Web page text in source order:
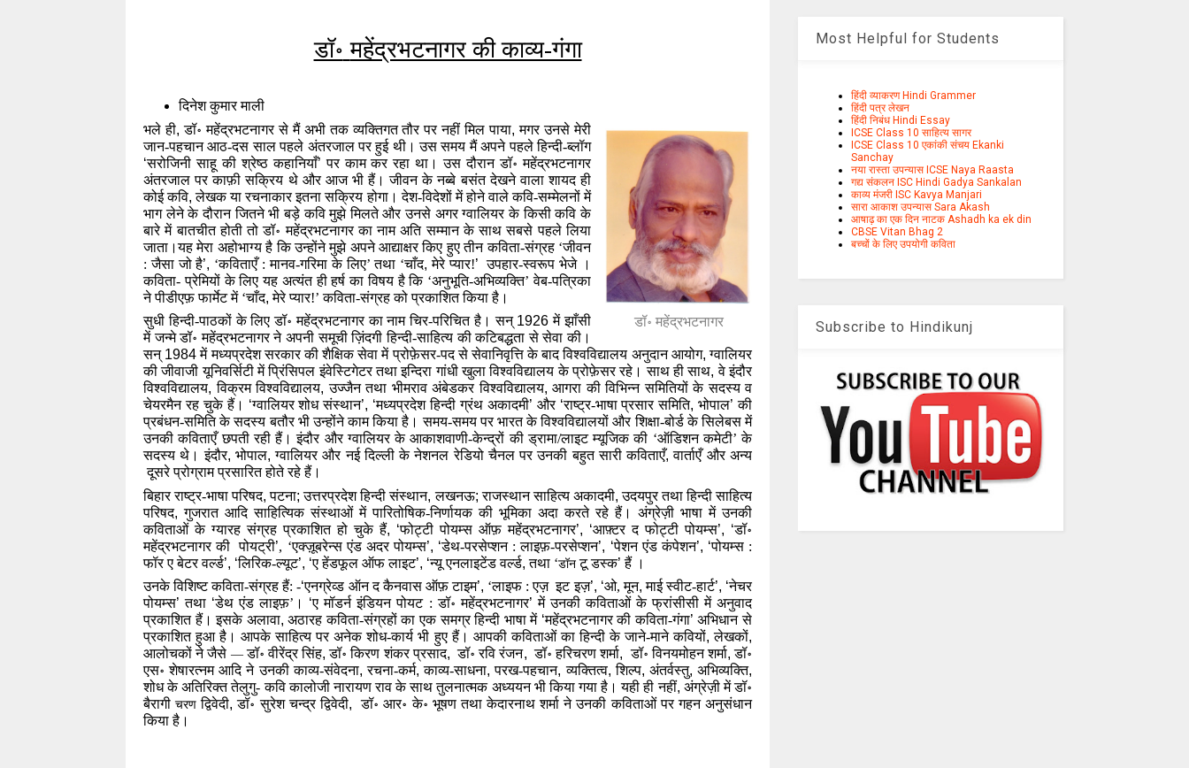
डॉ॰ महेंद्रभटनागर की काव्य-गंगा
दिनेश कुमार माली
डॉ॰ महेंद्रभटनागर
भले ही, डॉ॰ महेंद्रभटनागर से मैं अभी तक व्यक्तिगत तौर पर नहीं मिल पाया, मगर उनसे मेरी
जान-पहचान आठ-दस साल पहले अंतरजाल पर हुई थी।
उस समय मैं अपने पहले हिन्दी-ब्लॉग
‘सरोजिनी साहू की श्रेष्ठ कहानियाँ’ पर काम कर रहा था। उस दौरान डॉ॰ महेंद्रभटनागर
अंतरजाल पर काफ़ी सक्रिय थे और आज भी हैं। जीवन के नब्बे बसंत देखने वाला शायद ही
कोई कवि, लेखक या रचनाकार इतना सक्रिय होगा। देश-विदेशों में होने वाले कवि-सम्मेलनों में
भाग लेने के दौरान जितने भी बड़े कवि मुझे मिलते और उनसे अगर ग्वालियर के किसी कवि के
बारे में बातचीत होती तो डॉ॰ महेंद्रभटनागर का नाम अति सम्मान के साथ सबसे पहले लिया
जाता।यह मेरा अहोभाग्य है कि उन्होंने मुझे अपने आद्याक्षर किए हुए तीन कविता-संग्रह ‘जीवन
: जैसा जो है’, ‘कविताएँ : मानव-गरिमा के लिए’ तथा ‘चाँद, मेरे प्यार!’ उपहार-स्वरूप भेजे ।
कविता- प्रेमियों के लिए यह अत्यंत ही हर्ष का विषय है कि ‘अनुभूति-अभिव्यक्ति’ वेब-पत्रिका
ने पीडीएफ़ फार्मेट में ‘चाँद, मेरे प्यार!’ कविता-संग्रह को प्रकाशित किया है।
सुधी हिन्दी-पाठकों के लिए डॉ॰ महेंद्रभटनागर का नाम चिर-परिचित है। सन् 1926 में झाँसी
में जन्मे डॉ॰ महेंद्रभटनागर ने अपनी समूची ज़िंदगी हिन्दी-साहित्य की कटिबद्धता से सेवा की।
सन् 1984 में मध्यप्रदेश सरकार की शैक्षिक सेवा में प्रोफ़ेसर-पद से सेवानिवृत्ति के बाद विश्वविद्यालय अनुदान आयोग, ग्वालियर
की जीवाजी यूनिवर्सिटी में प्रिंसिपल इंवेस्टिगेटर तथा इन्दिरा गांधी खुला विश्वविद्यालय के प्रोफ़ेसर रहे। साथ ही साथ, वे इंदौर
विश्वविद्यालय, विक्रम विश्वविद्यालय, उज्जैन तथा भीमराव अंबेडकर विश्वविद्यालय, आगरा की विभिन्न समितियों के सदस्य व
चेयरमैन रह चुके हैं। ‘ग्वालियर शोध संस्थान’, ‘मध्यप्रदेश हिन्दी ग्रंथ अकादमी’ और ‘राष्ट्र-भाषा प्रसार समिति, भोपाल’ की
प्रबंधन-समिति के सदस्य बतौर भी उन्होंने काम किया है। समय-समय पर भारत के विश्वविद्यालयों और शिक्षा-बोर्ड के सिलेबस में
उनकी कविताएँ छपती रही हैं। इंदौर और ग्वालियर के आकाशवाणी-केन्द्रों की ड्रामा/लाइट म्यूजिक की ‘ऑडिशन कमेटी’ के
सदस्य थे। इंदौर, भोपाल, ग्वालियर और नई दिल्ली के नेशनल रेडियो चैनल पर उनकी बहुत सारी कविताएँ, वार्ताएँ और अन्य
दूसरे प्रोग्राम प्रसारित होते रहे हैं।
बिहार राष्ट्र-भाषा परिषद, पटना; उत्तरप्रदेश हिन्दी संस्थान, लखनऊ; राजस्थान साहित्य अकादमी, उदयपुर तथा हिन्दी साहित्य
परिषद, गुजरात आदि साहित्यिक संस्थाओं में पारितोषिक-निर्णायक की भूमिका अदा करते रहे हैं। अंग्रेज़ी भाषा में उनकी
कविताओं के ग्यारह संग्रह प्रकाशित हो चुके हैं, ‘फोट्टी पोयम्स ऑफ़ महेंद्रभटनागर’, ‘आफ़्टर द फोट्टी पोयम्स’, ‘डॉ॰
महेंद्रभटनागर की  पोयट्री’, ‘एक्ज़ूबरेन्स एंड अदर पोयम्स’, ‘डेथ-परसेप्शन : लाइफ़-परसेप्शन’, ‘पेशन एंड कंपेशन’, ‘पोयम्स :
फॉर ए बेटर वर्ल्ड’, ‘लिरिक-ल्यूट’, ‘ए हेंडफूल ऑफ लाइट’, ‘न्यू एनलाइटेंड वर्ल्ड, तथा ‘डॉन टू डस्क’ हैं ।
उनके विशिष्ट कविता-संग्रह हैं: -‘एनग्रेव्ड ऑन द कैनवास ऑफ़ टाइम’, ‘लाइफ : एज़  इट इज़’, ‘ओ, मून, माई स्वीट-हार्ट’, ‘नेचर
पोयम्स’ तथा ‘डेथ एंड लाइफ़’। ‘ए मॉडर्न इंडियन पोयट : डॉ॰ महेंद्रभटनागर’ में उनकी कविताओं के फ्रांसीसी में अनुवाद
प्रकाशित हैं। इसके अलावा, अठारह कविता-संग्रहों का एक समग्र हिन्दी भाषा में ‘महेंद्रभटनागर की कविता-गंगा’ अभिधान से
प्रकाशित हुआ है। आपके साहित्य पर अनेक शोध-कार्य भी हुए हैं। आपकी कविताओं का हिन्दी के जाने-माने कवियों, लेखकों,
आलोचकों ने जैसे — डॉ॰ वीरेंद्र सिंह, डॉ॰ किरण शंकर प्रसाद, डॉ॰ रवि रंजन, डॉ॰ हरिचरण शर्मा, डॉ॰ विनयमोहन शर्मा, डॉ॰
एस॰ शेषारत्नम आदि ने उनकी काव्य-संवेदना, रचना-कर्म, काव्य-साधना, परख-पहचान, व्यक्तित्व, शिल्प, अंतर्वस्तु, अभिव्यक्ति,
शोध के अतिरिक्त तेलुगु- कवि कालोजी नारायण राव के साथ तुलनात्मक अध्ययन भी किया गया है। यही ही नहीं, अंग्रेज़ी में डॉ॰
बैरागी चरण द्विवेदी, डॉ॰ सुरेश चन्द्र द्विवेदी, डॉ॰ आर॰ के॰ भूषण तथा केदारनाथ शर्मा ने उनकी कविताओं पर गहन अनुसंधान
किया है।
Most Helpful for Students
हिंदी व्याकरण Hindi Grammer
हिंदी पत्र लेखन
हिंदी निबंध Hindi Essay
ICSE Class 10 साहित्य सागर
ICSE Class 10 एकांकी संचय Ekanki
Sanchay
नया रास्ता उपन्यास ICSE Naya Raasta
गद्य संकलन ISC Hindi Gadya Sankalan
काव्य मंजरी ISC Kavya Manjari
सारा आकाश उपन्यास Sara Akash
आषाढ़ का एक दिन नाटक Ashadh ka ek din
CBSE Vitan Bhag 2
बच्चों के लिए उपयोगी कविता
Subscribe to Hindikunj